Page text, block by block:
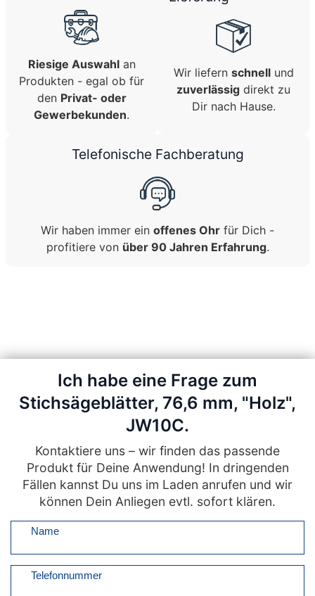
Riesige Auswahlan
Produkten - egal ob für
den Privat- oder
Gewerbekunden.
Wir liefern schnellund
zuverlässig direkt zu
Dir nach Hause.
Telefonische Fachberatung
Wir haben immer ein offenes Ohr für Dich -
profitiere von über 90 Jahren Erfahrung.
Ich habe eine Frage zum
Stichsägeblätter, 76,6 mm, "Holz",
JW10C.
Kontaktiere uns – wir finden das passende
Produkt für Deine Anwendung! In dringenden
Fällen kannst Du uns im Laden anrufen und wir
können Dein Anliegen evtl. sofort klären.
Name
Telefonnummer